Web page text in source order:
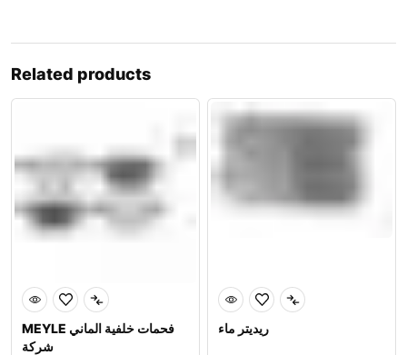
Related products
MEYLE فحمات خلفية الماني
شركة
ريديتر ماء